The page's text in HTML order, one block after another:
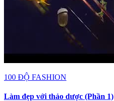
100 ĐỘ FASHION
Làm đẹp với thảo dược (Phần 1)